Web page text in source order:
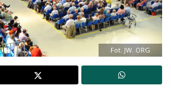
Fot. JW. ORG